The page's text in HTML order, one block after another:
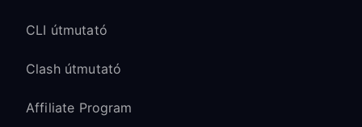
CLI útmutató
Clash útmutató
Affiliate Program